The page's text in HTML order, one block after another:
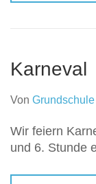
Karneval
Von
Wir feiern
und 6. Stunde